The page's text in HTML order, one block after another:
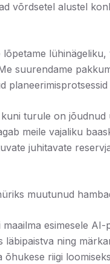
võrdsetel alustel
lühinägeliku,
suurendame
turule on
meile vajaliku
juhitavate
muutunud
esimesele AI-
ning
riigi